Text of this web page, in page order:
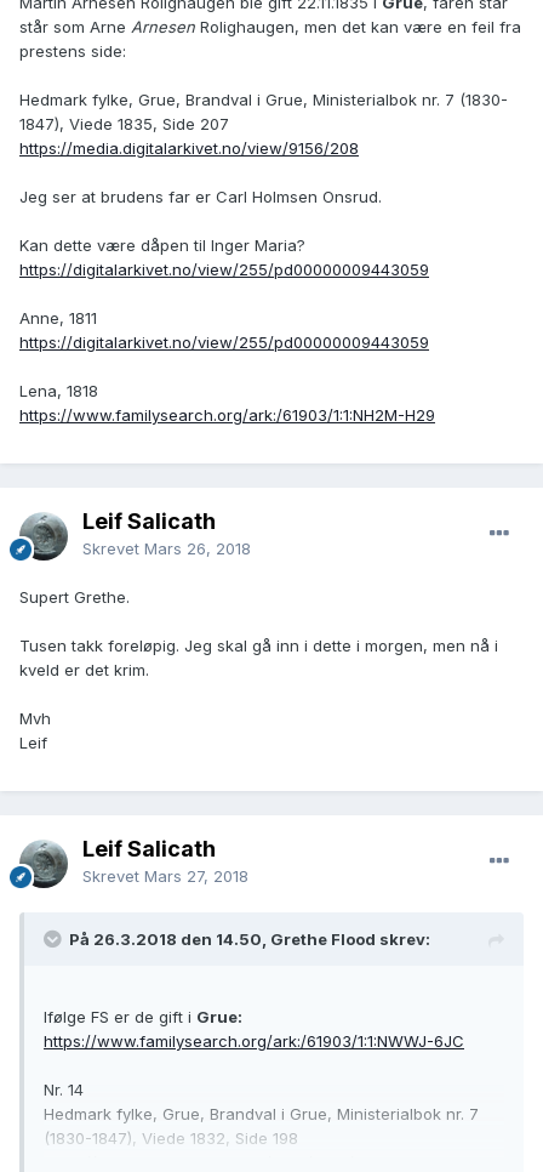
står som Arne Arnesen Rolighaugen, men det kan være en feil fra
prestens side:
Hedmark fylke, Grue, Brandval i Grue, Ministerialbok nr. 7 (1830-
1847), Viede 1835, Side 207
https://media.digitalarkivet.no/view/9156/208
Jeg ser at brudens far er Carl Holmsen Onsrud.
Kan dette være dåpen til Inger Maria?
https://digitalarkivet.no/view/255/pd00000009443059
Anne, 1811
https://digitalarkivet.no/view/255/pd00000009443059
Lena, 1818
https://www.familysearch.org/ark:/61903/1:1:NH2M-H29
Leif Salicath
Skrevet Mars 26, 2018
Supert Grethe.
Tusen takk foreløpig. Jeg skal gå inn i dette i morgen, men nå i
kveld er det krim.
Mvh
Leif
Leif Salicath
Skrevet Mars 27, 2018
På 26.3.2018 den 14.50, Grethe Flood skrev:
Ifølge FS er de gift i Grue:
https://www.familysearch.org/ark:/61903/1:1:NWWJ-6JC
Nr. 14
Hedmark fylke, Grue, Brandval i Grue, Ministerialbok nr. 7
(1830-1847), Viede 1832, Side 198